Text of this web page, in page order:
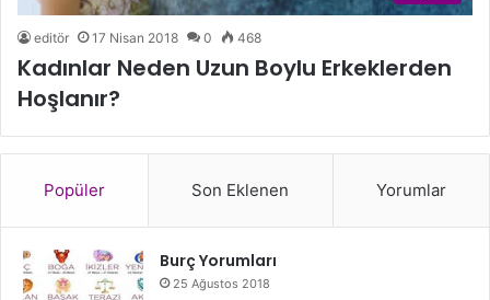
editör 17 Nisan 2018 0 468
Kadınlar Neden Uzun Boylu Erkeklerden
Hoşlanır?
Popüler Son Eklenen Yorumlar
Burç Yorumları
25 Ağustos 2018